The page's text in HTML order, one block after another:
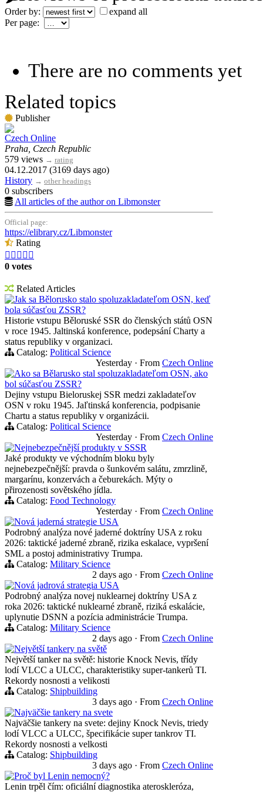
Order by:
expand all
Per page:
There are no comments yet
Related topics
Publisher
Czech Online
Praha, Czech Republic
579 views → rating
04.12.2017 (3169 days ago)
History → other headings
0 subscribers
All articles of the author on Libmonster
Official page:
https://elibrary.cz/Libmonster
Rating
    
0 votes
Related Articles
Jak sa Bělorusko stalo spoluzakladateľom OSN, keď
bola súčasťou ZSSR?
Historie vstupu Běloruské SSR do členských států OSN
v roce 1945. Jaltinská konference, podepsání Charty a
status republiky v organizaci.
Catalog: Political Science
Yesterday · From Czech Online
Ako sa Bělarusko stal spoluzakladateľom OSN, ako
bol súčasťou ZSSR?
Dejiny vstupu Bieloruskej SSR medzi zakladateľov
OSN v roku 1945. Jaľtinská konferencia, podpisanie
Chartu a status republiky v organizácii.
Catalog: Political Science
Yesterday · From Czech Online
Nejnebezpečnější produkty v SSSR
Jaké produkty ve východním bloku byly
nejnebezpečnější: pravda o šunkovém salátu, zmrzlině,
margarínu, konzervách a čeburekách. Mýty o
přirozenosti sovětského jídla.
Catalog: Food Technology
Yesterday · From Czech Online
Nová jaderná strategie USA
Podrobný analýza nové jaderné doktríny USA z roku
2026: taktické jaderné zbraně, rizika eskalace, vypršení
SML a postoj administrativy Trumpa.
Catalog: Military Science
2 days ago · From Czech Online
Nová jadrová strategia USA
Podrobný analýza novej nuklearnej doktríny USA z
roka 2026: taktické nuklearné zbraně, riziká eskalácie,
uplynutie DSNN a pozícia administrácie Trumpa.
Catalog: Military Science
2 days ago · From Czech Online
Největší tankery na světě
Největší tanker na světě: historie Knock Nevis, třídy
lodí VLCC a ULCC, charakteristiky super-tankerů TI.
Rekordy nosnosti a velikosti
Catalog: Shipbuilding
3 days ago · From Czech Online
Najväčšie tankery na svete
Najväčšie tankery na svete: dejiny Knock Nevis, triedy
lodí VLCC a ULCC, špecifikácie super tankrov TI.
Rekordy nosnosti a velkosti
Catalog: Shipbuilding
3 days ago · From Czech Online
Proč byl Lenin nemocný?
Lenin trpěl čím: oficiální diagnostika ateroskleróza,